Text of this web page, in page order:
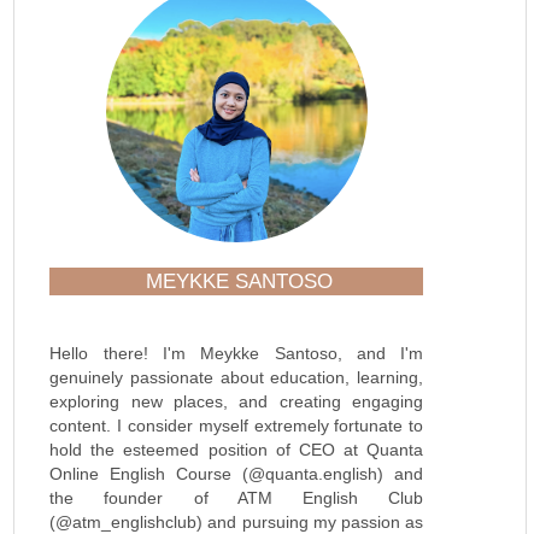
MEYKKE SANTOSO
Hello there! I'm Meykke Santoso, and I'm
genuinely passionate about education, learning,
exploring new places, and creating engaging
content. I consider myself extremely fortunate to
hold the esteemed position of CEO at Quanta
Online English Course (@quanta.english) and
the founder of ATM English Club
(@atm_englishclub) and pursuing my passion as